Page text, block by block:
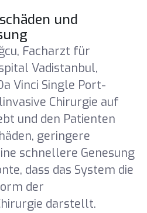
und
Facharzt für
Vadistanbul,
Vinci Single Port-
Chirurgie auf
und den Patienten
geringere
schnellere Genesung
dass das System die
der
darstellt.